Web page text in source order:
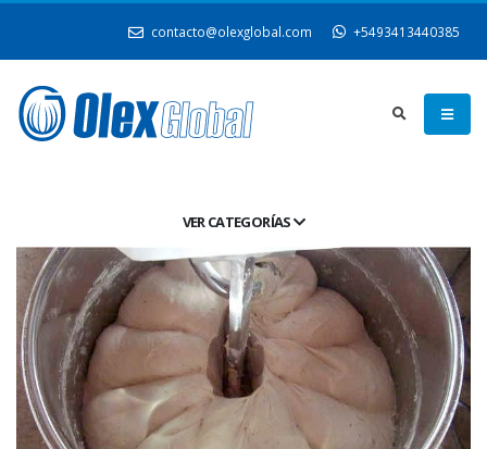
contacto@olexglobal.com +5493413440385
VER CATEGORÍAS